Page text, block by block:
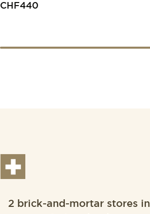
CHF440
2 brick-and-mortar stores in